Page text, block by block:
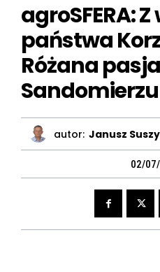
agroSFERA:
państwa
Różana
Sandomierzu
autor: Janusz
02/